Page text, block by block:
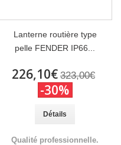
Lanterne routière type
pelle FENDER IP66...
226,10€ 323,00€
-30%
Détails
Qualité professionnelle.